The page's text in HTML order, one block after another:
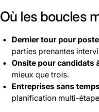
Où les boucles
Dernier tour pour
parties prenantes
Onsite pour candidats
mieux que trois.
Entreprises sans
planification multi-